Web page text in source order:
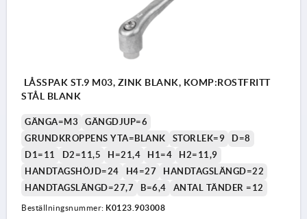
LÅSSPAK ST.9 M03, ZINK BLANK, KOMP:ROSTFRITT
STÅL BLANK
GÄNGA=M3
GÄNGDJUP=6
GRUNDKROPPENS YTA=BLANK
STORLEK=9
D=8
D1=11
D2=11,5 H=21,4 H1=4
H2=11,9
HANDTAGSHÖJD=24
H4=27
HANDTAGSLÄNGD=22
HANDTAGSLÄNGD=27,7
B=6,4 ANTAL TÄNDER =12
Beställningsnummer: K0123.903008